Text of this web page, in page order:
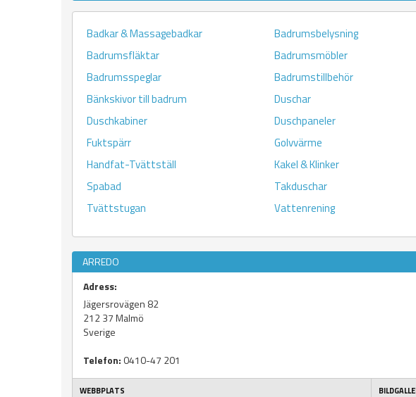
Badkar & Massagebadkar Badrumsbelysning
Badrumsfläktar
Badrumsmöbler
Badrumsspeglar
Badrumstillbehör
Bänkskivor till badrum
Duschar
Duschkabiner
Duschpaneler
Fuktspärr
Golvvärme
Handfat-Tvättställ
Kakel & Klinker
Spabad
Takduschar
Tvättstugan
Vattenrening
ARREDO
Adress:
Jägersrovägen 82
212 37Malmö
Sverige
Telefon: 0410-47 201
WEBBPLATS